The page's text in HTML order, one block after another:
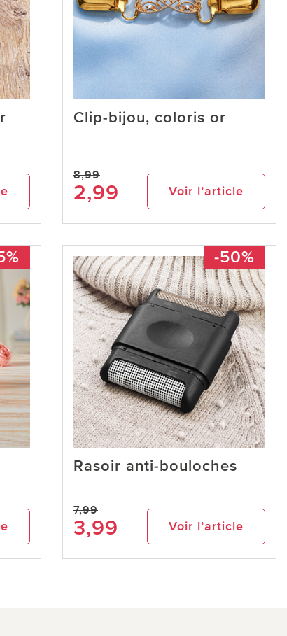
Clip-bijou, coloris or
8,99
2,99 Voir l’article
-50%
Rasoir anti-bouloches
7,99
3,99 Voir l’article